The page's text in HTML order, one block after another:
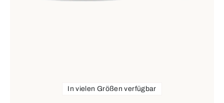
In vielen Größen verfügbar